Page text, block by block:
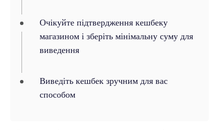
Очікуйте підтвердження кешбеку
магазином і зберіть мінімальну суму для
виведення
Виведіть кешбек зручним для вас
способом